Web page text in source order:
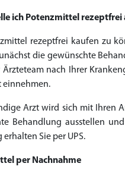
ich Potenzmittel rezeptfrei
rezeptfrei kaufen zu
die gewünschte
Ärzteteam nach Ihrer
einnehmen.
Arzt wird sich mit Ihren
Behandlung ausstellen
erhalten Sie per UPS.
per Nachnahme